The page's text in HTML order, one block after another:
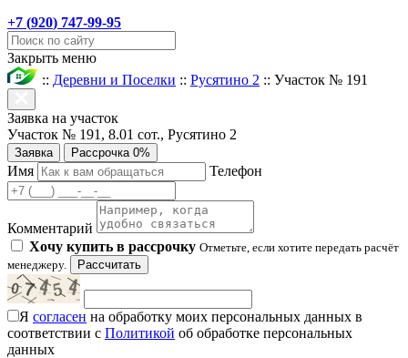
+7 (920) 747-99-95
Закрыть меню
:: Деревни и Поселки :: Русятино 2 :: Участок № 191
Заявка на участок
Участок № 191, 8.01 сот., Русятино 2
Заявка Рассрочка 0%
Имя Телефон
Комментарий
Хочу купить в рассрочку Отметьте, если хотите передать расчёт
менеджеру.
Рассчитать
Я согласен на обработку моих персональных данных в
соответствии с Политикой об обработке персональных
данных